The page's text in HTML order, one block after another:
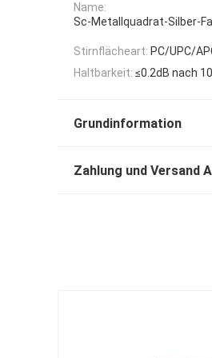
Name:
Sc-Metallquadrat-Silber-
Stirnflächeart: PC/UPC/
Haltbarkeit: ≤0.2dB nach
Grundinformation
Zahlung und Versand